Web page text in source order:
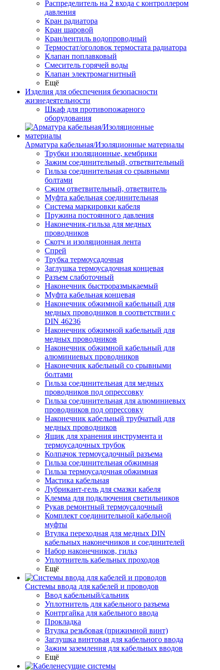
Распределитель на 2 входа с контроллером
давления
Кран радиатора
Кран шаровой
Кран/вентиль водопроводный
Термостат/оголовок термостата радиатора
Клапан поплавковый
Смеситель горячей воды
Клапан электромагнитный
Ещё
Изделия для обеспечения безопасности
жизнедеятельности
Шкаф для противопожарного
оборудования
Арматура кабельная/Изоляционные материалы
Трубки изоляционные, кембрики
Зажим соединительный, ответвительный
Гильза соединительная со срывными
болтами
Сжим ответвительный, ответвитель
Муфта кабельная соединительная
Система маркировки кабеля
Пружина постоянного давления
Наконечник-гильза для медных
проводников
Скотч и изоляционная лента
Спрей
Трубка термоусадочная
Заглушка термоусадочная концевая
Разъем слаботочный
Наконечник быстроразмыкаемый
Муфта кабельная концевая
Наконечник обжимной кабельный для
медных проводников в соответствии с
DIN 46236
Наконечник обжимной кабельный для
медных проводников
Наконечник обжимной кабельный для
алюминиевых проводников
Наконечник кабельный со срывными
болтами
Гильза соединительная для медных
проводников под опрессовку
Гильза соединительная для алюминиевых
проводников под опрессовку
Наконечник кабельный трубчатый для
медных проводников
Ящик для хранения инструмента и
термоусадочных трубок
Колпачок термоусадочный разъема
Гильза соединительная обжимная
Гильза термоусадочная обжимная
Мастика кабельная
Лубрикант-гель для смазки кабеля
Клемма для подключения светильников
Рукав ремонтный термоусадочный
Комплект соединительной кабельной
муфты
Втулка переходная для медных DIN
кабельных наконечников и соединителей
Набор наконечников, гильз
Уплотнитель кабельных проходов
Ещё
Системы ввода для кабелей и проводов
Ввод кабельный/сальник
Уплотнитель для кабельного разъема
Контргайка для кабельного ввода
Прокладка
Втулка резьбовая (прижимной винт)
Заглушка винтовая для кабельного ввода
Зажим заземления для кабельных вводов
Ещё